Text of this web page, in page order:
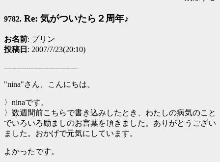
9782. Re: 気がついたら２周年♪
お名前: プリン
投稿日 : 2007/7/23(20:10)
------------------------------
"nina"さん、こんにちは。
〉ninaです。
〉数週間前こちらで書き込みしたとき、わたしの病気のこと
でいろいろ励ましのお言葉を頂きました。ありがとうござい
ました。おかげで元気にしています。
よかったです。